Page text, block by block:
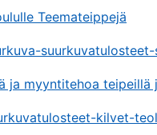
Teemateippejä
ja myyntitehoa teipeillä